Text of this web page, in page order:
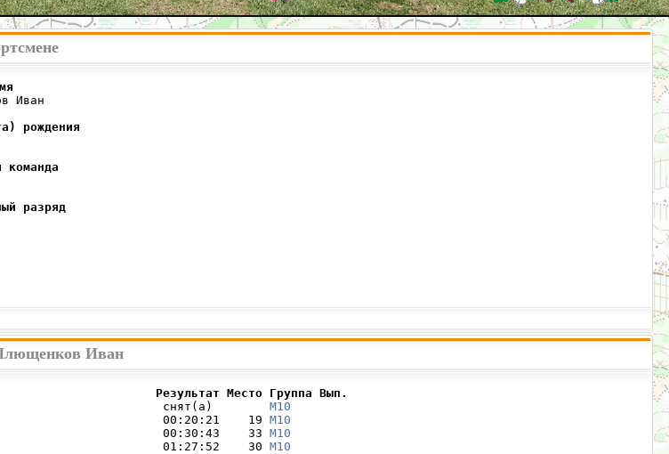
Иван
рождения
команда
разряд
Иван
Результат Место Группа Вып.
снят(а)
М10
00:20:21    19
М10
00:30:43    33
М10
01:27:52    30
М10